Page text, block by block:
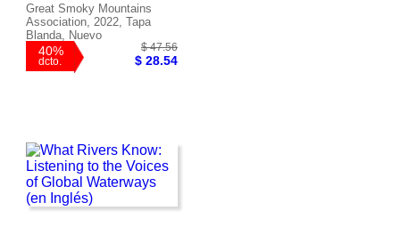
40%
dcto.
Great Smoky Mountains
Association, 2022, Tapa
Blanda, Nuevo